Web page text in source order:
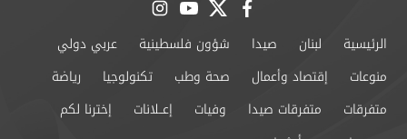
facebook
twitter
youtube
instagram
الرئيسية لبنان صيدا شؤون فلسطينية
عربي دولي
منوعات
إقتصاد وأعمال صحة وطب تكنولوجيا
رياضة
متفرقات
متفرقات صيدا وفيات إعــلانات
إخترنا لكم